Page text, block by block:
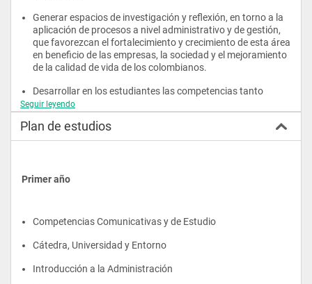
Generar espacios de investigación y reflexión, en torno a la
aplicación de procesos a nivel administrativo y de gestión,
que favorezcan el fortalecimiento y crecimiento de esta área
en beneficio de las empresas, la sociedad y el mejoramiento
de la calidad de vida de los colombianos.
Desarrollar en los estudiantes las competencias tanto
generales como específicas necesarias para alcanzar los
objetivos de formación.
Seguir leyendo
Plan de estudios
Primer año
Competencias Comunicativas y de Estudio
Cátedra, Universidad y Entorno
Introducción a la Administración